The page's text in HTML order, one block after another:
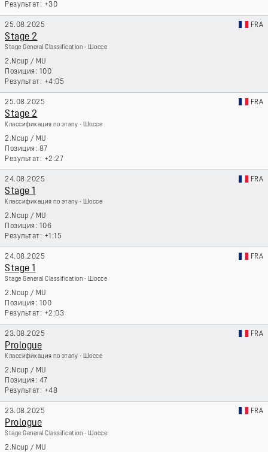
+30
25.08.2025 FRA
Stage 2
Stage General Classification - Шоссе
2.Ncup / MU
100
+4:05
25.08.2025 FRA
Stage 2
Классификация по этапу - Шоссе
2.Ncup / MU
87
+2:27
24.08.2025 FRA
Stage 1
Классификация по этапу - Шоссе
2.Ncup / MU
106
+1:15
24.08.2025 FRA
Stage 1
Stage General Classification - Шоссе
2.Ncup / MU
100
+2:03
23.08.2025 FRA
Prologue
Классификация по этапу - Шоссе
2.Ncup / MU
47
+48
23.08.2025 FRA
Prologue
Stage General Classification - Шоссе
2.Ncup / MU